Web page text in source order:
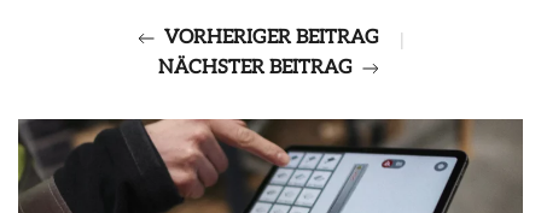
VORHERIGER BEITRAG
|
NÄCHSTER BEITRAG